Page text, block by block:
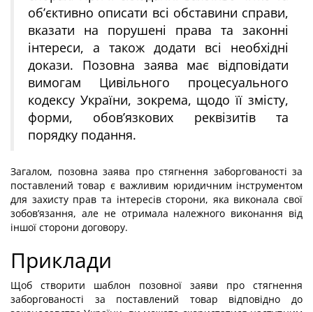
об’єктивно описати всі обставини справи,
вказати на порушені права та законні
інтереси, а також додати всі необхідні
докази. Позовна заява має відповідати
вимогам Цивільного процесуального
кодексу України, зокрема, щодо її змісту,
форми, обов’язкових реквізитів та
порядку подання.
Загалом, позовна заява про стягнення заборгованості за
поставлений товар є важливим юридичним інструментом
для захисту прав та інтересів сторони, яка виконала свої
зобов’язання, але не отримала належного виконання від
іншої сторони договору.
Приклади
Щоб створити шаблон позовної заяви про стягнення
заборгованості за поставлений товар відповідно до